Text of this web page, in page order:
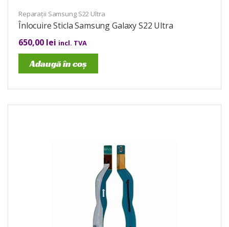
Reparații Samsung S22 Ultra
Înlocuire Sticla Samsung Galaxy S22 Ultra
650,00 lei incl. TVA
Adaugă în coș